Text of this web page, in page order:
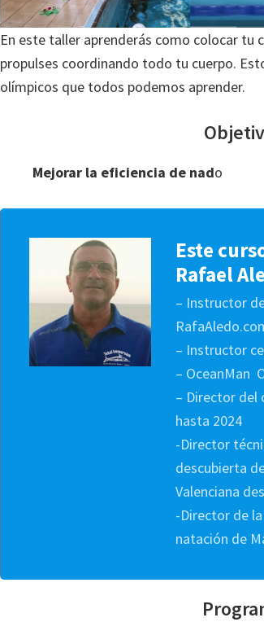
En este taller aprenderás como colocar tu
propulses coordinando todo tu cuerpo.
olímpicos que todos podemos aprender.
Mejorar la eficiencia de nado
Este
Rafael
– Instructor
– Instructor
– OceanMan
– Director del
hasta 2024
-Director
descubierta
Valenciana
-Director de
natación de